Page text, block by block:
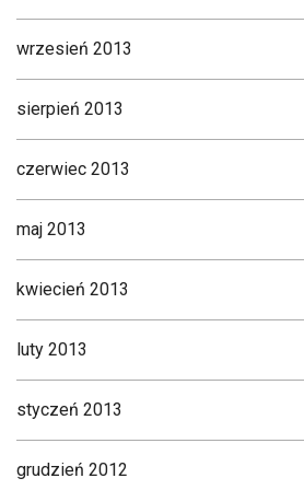
wrzesień 2013
sierpień 2013
czerwiec 2013
maj 2013
kwiecień 2013
luty 2013
styczeń 2013
grudzień 2012